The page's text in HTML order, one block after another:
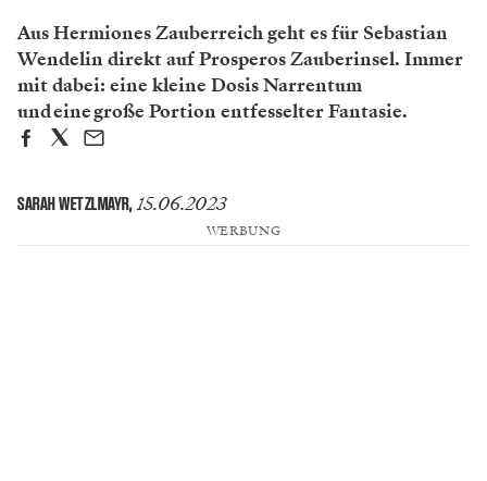
Aus Hermiones Zauberreich geht es für Sebastian
Wendelin direkt auf Prosperos Zauberinsel. Immer
mit dabei: eine kleine Dosis Narrentum
und eine große Portion entfesselter Fantasie.
SARAH WETZLMAYR, 15.06.2023
WERBUNG